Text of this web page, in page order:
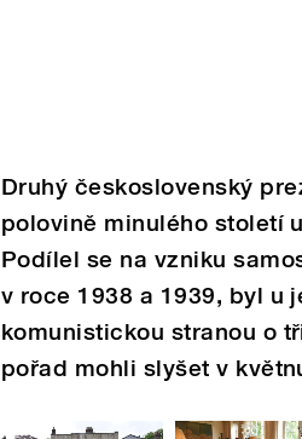
Druhý československý
polovině minulého století
Podílel se na vzniku
v roce 1938 a 1939, byl u
komunistickou stranou o
pořad mohli slyšet v